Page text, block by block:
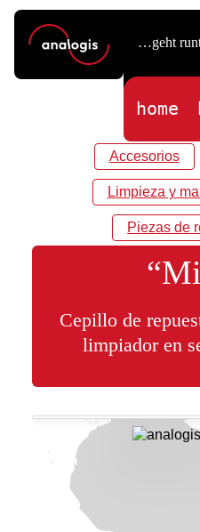
…geht
home
Accesorios
Limpieza y
Piezas de
Cepillo de
limpiador en